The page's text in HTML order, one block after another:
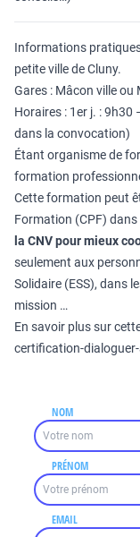
Informations
petite ville de Cluny.
Gares : Mâcon ville ou
Horaires : 1er j. :
dans la convocation)
Étant organisme de
formation
Cette formation peut
Formation (CPF)
la CNV pour mieux
seulement aux
Solidaire (ESS), dans
mission …
En savoir plus sur
certification-
NOM
PRÉNOM
EMAIL